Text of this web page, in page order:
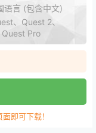
语言 (包含中文)
、Quest 2、
Pro
即可下载！